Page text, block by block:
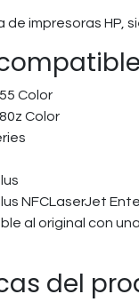
de impresoras
Color
Color
NFCLaserJet
al original con
del